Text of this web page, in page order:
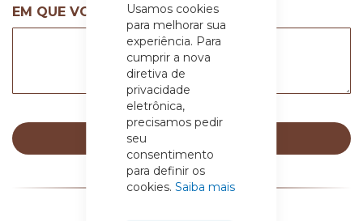
Usamos cookies
para melhorar sua
experiência. Para
cumprir a nova
diretiva de
privacidade
eletrônica,
precisamos pedir
seu
consentimento
para definir os
cookies.Saiba mais
EM QUE VOCÊ ESTÁ PENSANDO?